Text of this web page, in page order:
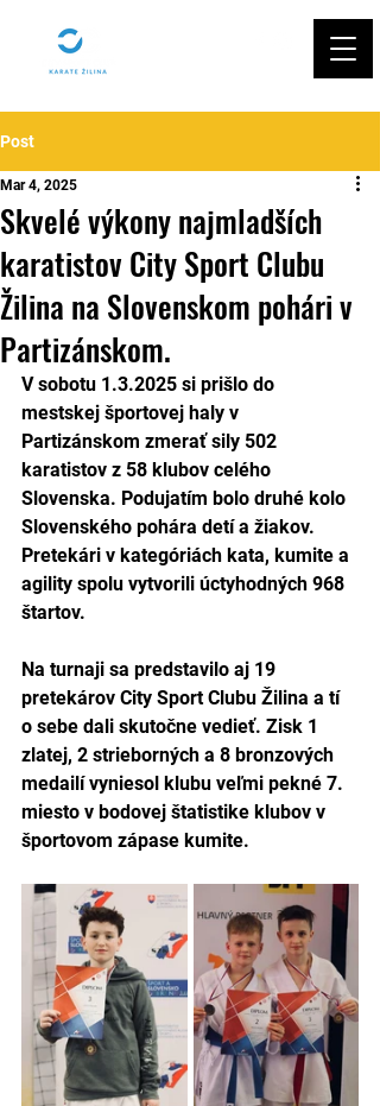
Post
Skvelé výkony najmladších
karatistov City Sport Clubu
Žilina na Slovenskom pohári v
Partizánskom.
Mar 4, 2025
V sobotu 1.3.2025 si prišlo do
mestskej športovej haly v
Partizánskom zmerať sily 502
karatistov z 58 klubov celého
Slovenska. Podujatím bolo druhé kolo
Slovenského pohára detí a žiakov.
Pretekári v kategóriách kata, kumite a
agility spolu vytvorili úctyhodných 968
štartov.
Na turnaji sa predstavilo aj 19
pretekárov City Sport Clubu Žilina a tí
o sebe dali skutočne vedieť. Zisk 1
zlatej, 2 strieborných a 8 bronzových
medailí vyniesol klubu veľmi pekné 7.
miesto v bodovej štatistike klubov v
športovom zápase kumite.